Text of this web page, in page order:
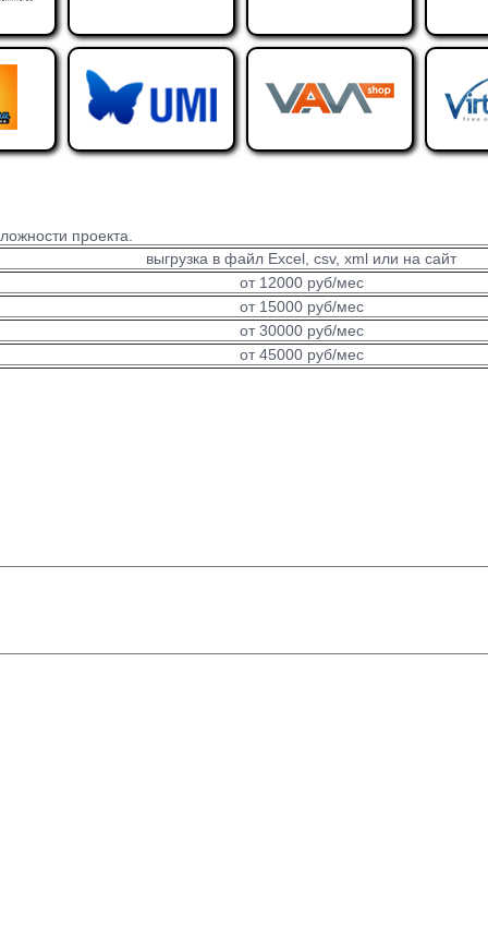
проекта.
выгрузка в файл Excel, csv, xml или на сайт
от 12000 руб/мес
от 15000 руб/мес
от 30000 руб/мес
от 45000 руб/мес